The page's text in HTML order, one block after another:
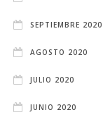
SEPTIEMBRE 2020
AGOSTO 2020
JULIO 2020
JUNIO 2020